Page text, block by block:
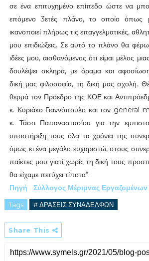
σε ένα επιτυχημένο επίπεδο ώστε να
επόμενο 3ετές πλάνο, το οποίο όπως
ικανοποιεί πλήρως τις επαγγελματικές,
μου επιδιώξεις. Σε αυτό το πλάνο θα φέρω
ιδέες μου, αισθανόμενος ότι είμαι μέλος
δουλέψει σκληρά, με όραμα και
δική μας φιλοσοφία, τη δική μας σχολή.
θερμά τον Πρόεδρο της ΚΟΕ και
κ. Κυριάκο Γιαννόπουλο και τον general
κ. Τάσο Παπαναστασίου για την
υποστήριξη τους όλα τα χρόνια της
όμως κι ένα μεγάλο ευχαριστώ, στους
παίκτες μου γιατί χωρίς τη δική τους
θα είχαμε πετύχει τίποτα“.
Πηγή
Σύλλογος Μέριμνας
Tags # ΔΡΑΣΕΙΣ ΣΥΝΑΔΕΛΦΩΝ
Share This